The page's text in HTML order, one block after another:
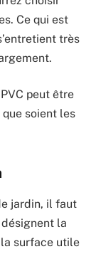
Ce qui est
très
peut être
soient les
jardin, il faut
la
la surface utile